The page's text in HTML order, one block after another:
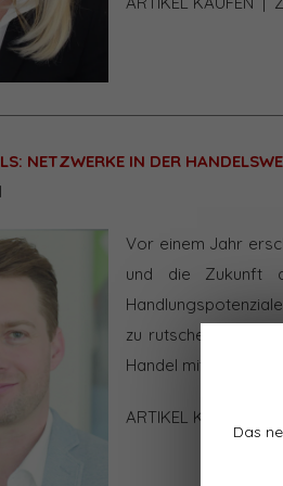
Das
NETZWERKE IN DER
Vor einem Jahr
und die Zukunft
zu rutschen. Wie
Handel mittel- und
ARTIKEL KAUFEN